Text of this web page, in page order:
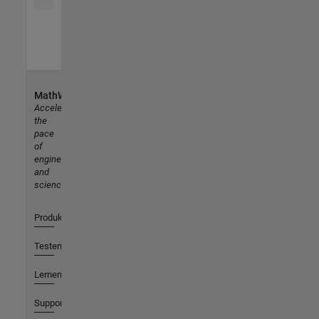
MathWorks
Accelerating
the
pace
of
engineering
and
science
Produkte
Testen oder Kaufen
Lernen
Support